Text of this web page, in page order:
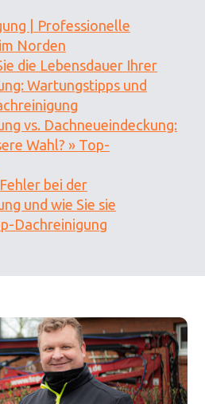
| Professionelle
Norden
die Lebensdauer Ihrer
Wartungstipps und
vs. Dachneueindeckung:
Wahl? » Top-
bei der
und wie Sie sie
Dachreinigung